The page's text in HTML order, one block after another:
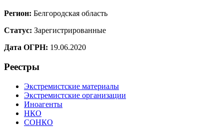
Регион: Белгородская область
Статус: Зарегистрированные
Дата ОГРН: 19.06.2020
Реестры
Экстремистские материалы
Экстремистские организации
Иноагенты
НКО
СОНКО